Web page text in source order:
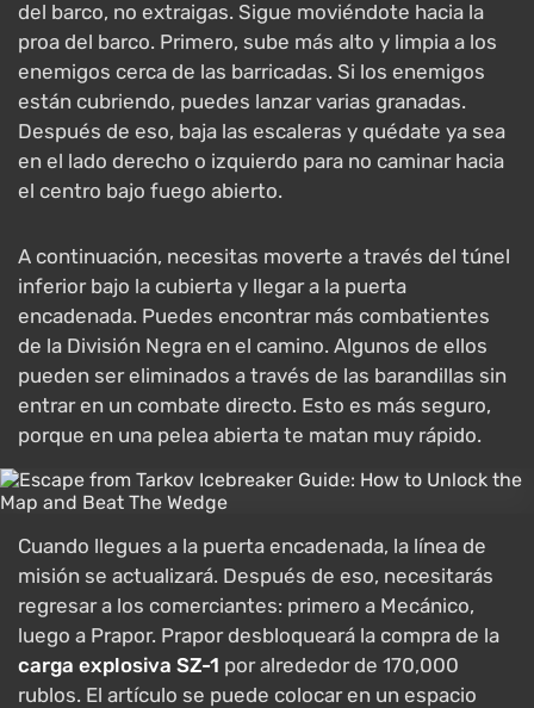
del barco, no extraigas. Sigue moviéndote hacia la
proa del barco. Primero, sube más alto y limpia a los
enemigos cerca de las barricadas. Si los enemigos
están cubriendo, puedes lanzar varias granadas.
Después de eso, baja las escaleras y quédate ya sea
en el lado derecho o izquierdo para no caminar hacia
el centro bajo fuego abierto.
A continuación, necesitas moverte a través del túnel
inferior bajo la cubierta y llegar a la puerta
encadenada. Puedes encontrar más combatientes
de la División Negra en el camino. Algunos de ellos
pueden ser eliminados a través de las barandillas sin
entrar en un combate directo. Esto es más seguro,
porque en una pelea abierta te matan muy rápido.
Cuando llegues a la puerta encadenada, la línea de
misión se actualizará. Después de eso, necesitarás
regresar a los comerciantes: primero a Mecánico,
luego a Prapor. Prapor desbloqueará la compra de la
carga explosiva SZ-1 por alrededor de 170,000
rublos. El artículo se puede colocar en un espacio